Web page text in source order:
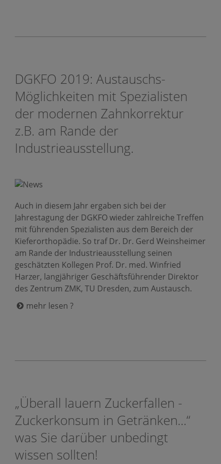
DGKFO 2019: Austauschs-
Möglichkeiten mit Spezialisten
der modernen Zahnkorrektur
z.B. am Rande der
Industrieausstellung.
Auch in diesem Jahr ergaben sich bei der
Jahrestagung der DGKFO wieder zahlreiche Treffen
mit führenden Spezialisten aus dem Bereich der
Kieferorthopädie. So traf Dr. Dr. Gerd Weinsheimer
am Rande der Industrieausstellung seinen
geschätzten Kollegen Prof. Dr. med. Winfried
Harzer, langjähriger Geschäftsführender Direktor
des Zentrum ZMK, TU Dresden, zum Austausch.
mehr lesen ?
„Überall lauern Zuckerfallen -
Zuckerkonsum in Getränken...“
was Sie darüber unbedingt
wissen sollten!